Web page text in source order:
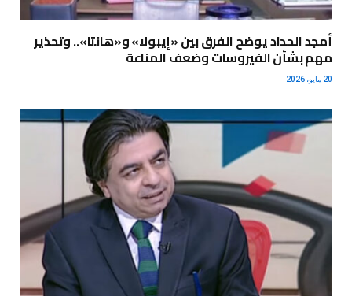
أمجد الحداد يوضح الفرق بين «إيبولا» و«هانتا».. وتحذير
مهم بشأن الفيروسات وضعف المناعة
20 مايو، 2026